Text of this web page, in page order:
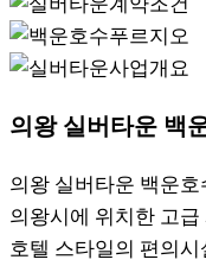
의왕 실버타운 백
의왕 실버타운 백운
의왕시에 위치한 고
호텔 스타일의 편의